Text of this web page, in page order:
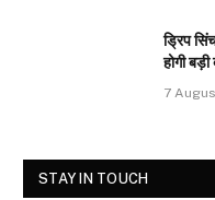
ड्रिप
होगी
7
STAY IN TOUCH